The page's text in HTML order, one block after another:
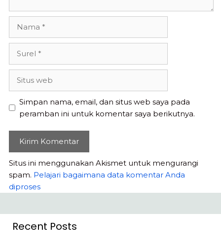
Simpan nama, email, dan situs web saya pada
peramban ini untuk komentar saya berikutnya.
Situs ini menggunakan Akismet untuk mengurangi
spam. Pelajari bagaimana data komentar Anda
diproses
Recent Posts